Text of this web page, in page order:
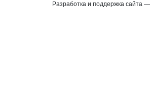
Разработка и поддержка сайта —